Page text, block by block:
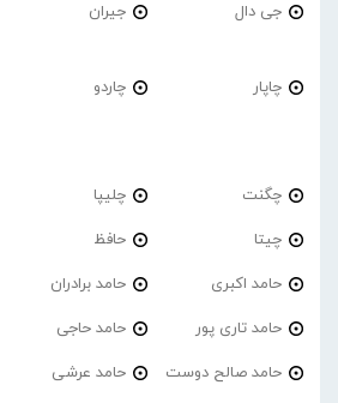
جی دال جیران
چاپار چاردو
چگنت چلیپا
چیتا حافظ
حامد اکبری حامد برادران
حامد تاری پور حامد حاجی
حامد صالح دوست حامد عرشی